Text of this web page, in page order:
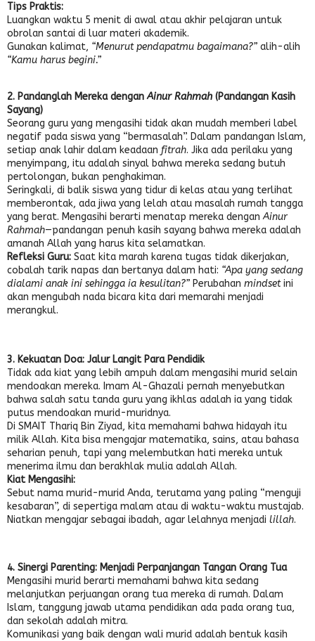
Tips Praktis:
Luangkan waktu 5 menit di awal atau akhir pelajaran untuk
obrolan santai di luar materi akademik.
Gunakan kalimat, “Menurut pendapatmu bagaimana?” alih-alih
“Kamu harus begini.”
2. Pandanglah Mereka denganAinur Rahmah (Pandangan Kasih
Sayang)
Seorang guru yang mengasihi tidak akan mudah memberi label
negatif pada siswa yang “bermasalah”. Dalam pandangan Islam,
setiap anak lahir dalam keadaan fitrah. Jika ada perilaku yang
menyimpang, itu adalah sinyal bahwa mereka sedang butuh
pertolongan, bukan penghakiman.
Seringkali, di balik siswa yang tidur di kelas atau yang terlihat
memberontak, ada jiwa yang lelah atau masalah rumah tangga
yang berat. Mengasihi berarti menatap mereka denganAinur
Rahmah—pandangan penuh kasih sayang bahwa mereka adalah
amanah Allah yang harus kita selamatkan.
Refleksi Guru: Saat kita marah karena tugas tidak dikerjakan,
cobalah tarik napas dan bertanya dalam hati: “Apa yang sedang
dialami anak ini sehingga ia kesulitan?” Perubahan mindsetini
akan mengubah nada bicara kita dari memarahi menjadi
merangkul.
3. Kekuatan Doa: Jalur Langit Para Pendidik
Tidak ada kiat yang lebih ampuh dalam mengasihi murid selain
mendoakan mereka. Imam Al-Ghazali pernah menyebutkan
bahwa salah satu tanda guru yang ikhlas adalah ia yang tidak
putus mendoakan murid-muridnya.
Di SMAIT Thariq Bin Ziyad, kita memahami bahwa hidayah itu
milik Allah. Kita bisa mengajar matematika, sains, atau bahasa
seharian penuh, tapi yang melembutkan hati mereka untuk
menerima ilmu dan berakhlak mulia adalah Allah.
Kiat Mengasihi:
Sebut nama murid-murid Anda, terutama yang paling “menguji
kesabaran”, di sepertiga malam atau di waktu-waktu mustajab.
Niatkan mengajar sebagai ibadah, agar lelahnya menjadi lillah.
4. Sinergi Parenting: Menjadi Perpanjangan Tangan Orang Tua
Mengasihi murid berarti memahami bahwa kita sedang
melanjutkan perjuangan orang tua mereka di rumah. Dalam
Islam, tanggung jawab utama pendidikan ada pada orang tua,
dan sekolah adalah mitra.
Komunikasi yang baik dengan wali murid adalah bentuk kasih